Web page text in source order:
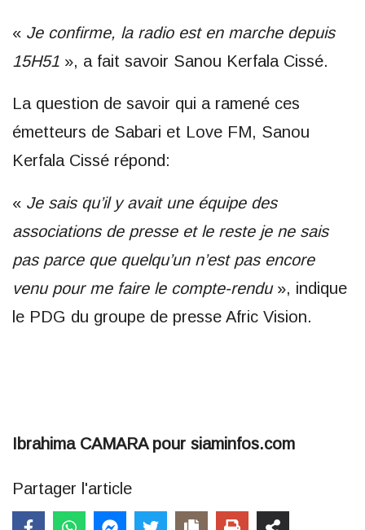
« Je confirme, la radio est en marche depuis
15H51 », a fait savoir Sanou Kerfala Cissé.
La question de savoir qui a ramené ces
émetteurs de Sabari et Love FM, Sanou
Kerfala Cissé répond:
« Je sais qu’il y avait une équipe des
associations de presse et le reste je ne sais
pas parce que quelqu’un n’est pas encore
venu pour me faire le compte-rendu», indique
le PDG du groupe de presse Afric Vision.
Ibrahima CAMARA pour siaminfos.com
Partager l'article